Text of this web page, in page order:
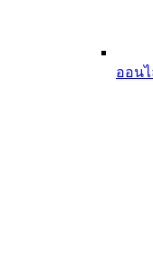
ออน